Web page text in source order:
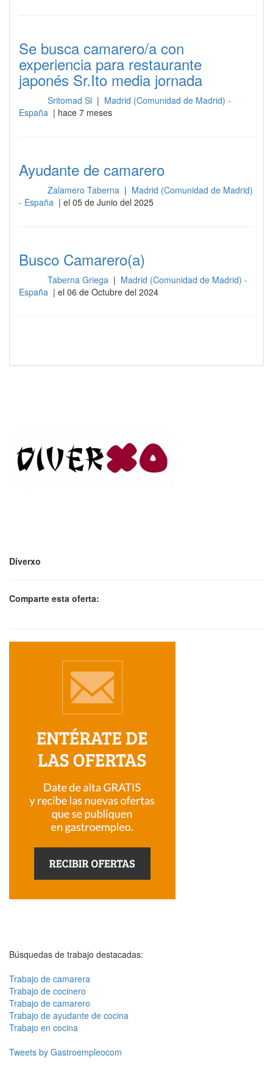
Se busca camarero/a con
experiencia para restaurante
japonés Sr.Ito media jornada
Sritomad Sl | Madrid (Comunidad de Madrid) -
España | hace 7 meses
Ayudante de camarero
Zalamero Taberna | Madrid (Comunidad de Madrid)
- España | el 05 de Junio del 2025
Busco Camarero(a)
Taberna Griega | Madrid (Comunidad de Madrid) -
España | el 06 de Octubre del 2024
Diverxo
Comparte esta oferta:
Búsquedas de trabajo destacadas:
Trabajo de camarera
Trabajo de cocinero
Trabajo de camarero
Trabajo de ayudante de cocina
Trabajo en cocina
Tweets by Gastroempleocom